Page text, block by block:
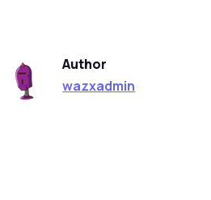
Author
wazxadmin